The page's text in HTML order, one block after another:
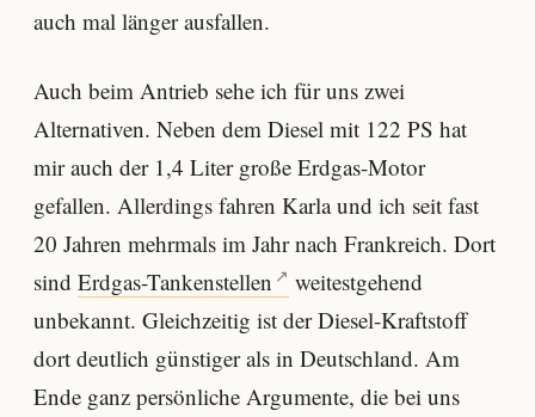
auch mal länger ausfallen.
Auch beim Antrieb sehe ich für uns zwei
Alternativen. Neben dem Diesel mit 122 PS hat
mir auch der 1,4 Liter große Erdgas-Motor
gefallen. Allerdings fahren Karla und ich seit fast
20 Jahren mehrmals im Jahr nach Frankreich. Dort
sind Erdgas-Tankenstellen
weitestgehend
unbekannt. Gleichzeitig ist der Diesel-Kraftstoff
dort deutlich günstiger als in Deutschland. Am
Ende ganz persönliche Argumente, die bei uns